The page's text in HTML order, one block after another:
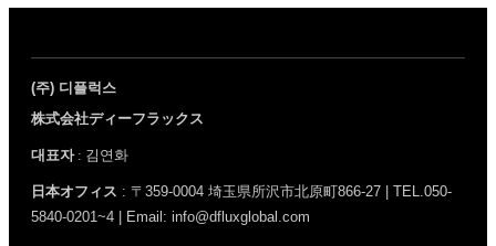
(주) 디플럭스
株式会社ディーフラックス
대표자: 김연화
日本オフィス : 〒359-0004 埼玉県所沢市北原町866-27 | TEL.050-
5840-0201~4 | Email: info@dfluxglobal.com